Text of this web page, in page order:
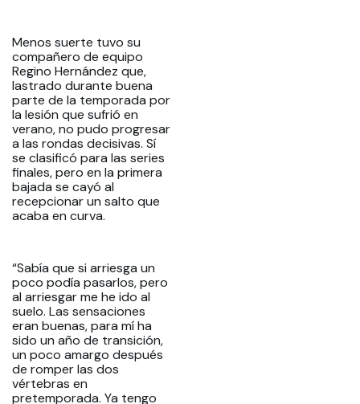
Menos suerte tuvo su
compañero de equipo
Regino Hernández que,
lastrado durante buena
parte de la temporada por
la lesión que sufrió en
verano, no pudo progresar
a las rondas decisivas. Sí
se clasificó para las series
finales, pero en la primera
bajada se cayó al
recepcionar un salto que
acaba en curva.
“Sabía que si arriesga un
poco podía pasarlos, pero
al arriesgar me he ido al
suelo. Las sensaciones
eran buenas, para mí ha
sido un año de transición,
un poco amargo después
de romper las dos
vértebras en
pretemporada. Ya tengo